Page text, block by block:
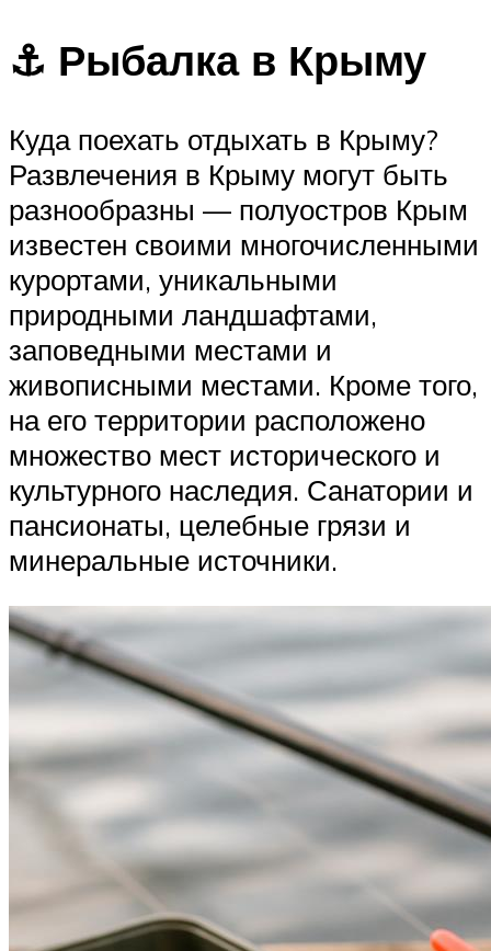
⚓ Рыбалка в Крыму
Куда поехать отдыхать в Крыму?
Развлечения в Крыму могут быть
разнообразны — полуостров Крым
известен своими многочисленными
курортами, уникальными
природными ландшафтами,
заповедными местами и
живописными местами. Кроме того,
на его территории расположено
множество мест исторического и
культурного наследия. Санатории и
пансионаты, целебные грязи и
минеральные источники.